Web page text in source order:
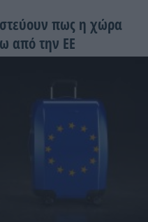
πως η χώρα
από την ΕΕ